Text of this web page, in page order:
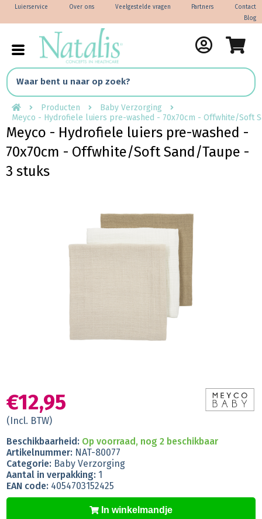
Contact
Partners
Veelgestelde vragen
Over ons
Luierservice
Blog
Producten
Baby Verzorging
Meyco - Hydrofiele luiers pre-washed - 70x70cm - Offwhite/Soft
Meyco - Hydrofiele luiers pre-washed -
70x70cm - Offwhite/Soft Sand/Taupe -
3 stuks
€12,95
(Incl. BTW)
Beschikbaarheid: Op voorraad, nog 2 beschikbaar
Artikelnummer: NAT-80077
Categorie: Baby Verzorging
Aantal in verpakking: 1
EAN code: 4054703152425
In winkelmandje